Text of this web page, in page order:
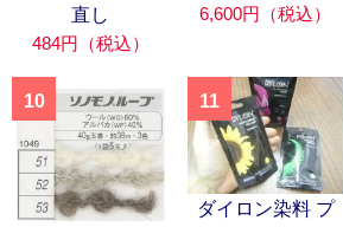
直し
484円（税込）
6,600円（税込）
10 11
ダイロン染料 プ